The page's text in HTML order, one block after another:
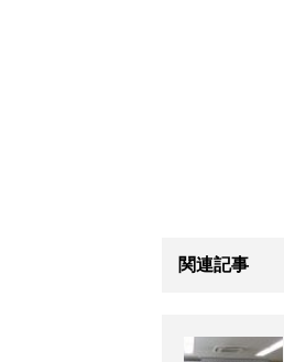
関連記事